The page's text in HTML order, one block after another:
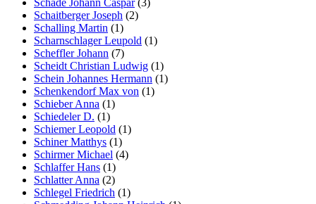
Schade Johann Caspar(3)
Schaitberger Joseph (2)
Schalling Martin (1)
Scharnschlager Leupold (1)
Scheffler Johann (7)
Scheidt Christian Ludwig (1)
Schein Johannes Hermann (1)
Schenkendorf Max von (1)
Schieber Anna (1)
Schiedeler D. (1)
Schiemer Leopold (1)
Schiner Matthys (1)
Schirmer Michael (4)
Schlaffer Hans (1)
Schlatter Anna (2)
Schlegel Friedrich (1)